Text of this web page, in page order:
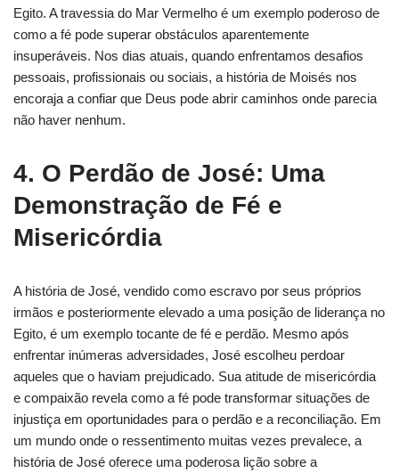
Egito. A travessia do Mar Vermelho é um exemplo poderoso de
como a fé pode superar obstáculos aparentemente
insuperáveis. Nos dias atuais, quando enfrentamos desafios
pessoais, profissionais ou sociais, a história de Moisés nos
encoraja a confiar que Deus pode abrir caminhos onde parecia
não haver nenhum.
4. O Perdão de José: Uma
Demonstração de Fé e
Misericórdia
A história de José, vendido como escravo por seus próprios
irmãos e posteriormente elevado a uma posição de liderança no
Egito, é um exemplo tocante de fé e perdão. Mesmo após
enfrentar inúmeras adversidades, José escolheu perdoar
aqueles que o haviam prejudicado. Sua atitude de misericórdia
e compaixão revela como a fé pode transformar situações de
injustiça em oportunidades para o perdão e a reconciliação. Em
um mundo onde o ressentimento muitas vezes prevalece, a
história de José oferece uma poderosa lição sobre a